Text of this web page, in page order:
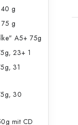
g
g
A5+ 75g
23+ 1
31
30
mit CD